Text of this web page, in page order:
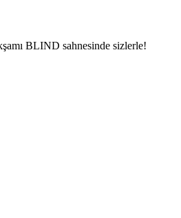
BLIND sahnesinde sizlerle!